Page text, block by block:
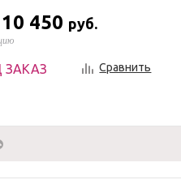
450 руб.
ЗАКАЗ Сравнить